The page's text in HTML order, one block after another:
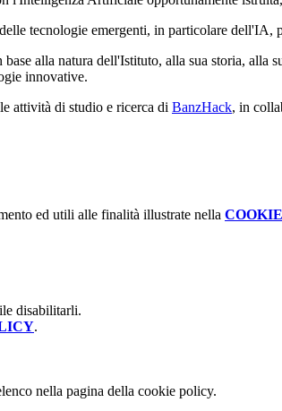
tecnologie emergenti, in particolare
alla natura dell'Istituto, alla sua storia, alla
innovative.
attività di studio e ricerca di BanzHack, in
ed utili alle finalità illustrate nella
disabilitarli.
.
nella pagina della cookie policy.